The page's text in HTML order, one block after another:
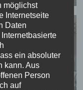
möglichst
Internetseite
Daten
ein absoluter
kann. Aus
Person
auf